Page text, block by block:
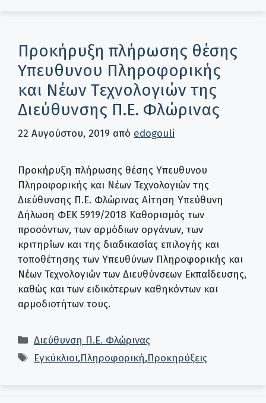
Προκήρυξη πλήρωσης θέσης
Υπευθυνου Πληροφορικής
και Νέων Τεχνολογιών της
Διεύθυνσης Π.Ε. Φλώρινας
22 Αυγούστου, 2019 από edogouli
Προκήρυξη πλήρωσης θέσης Υπευθυνου
Πληροφορικής και Νέων Τεχνολογιών της
Διεύθυνσης Π.Ε. Φλώρινας Αίτηση Υπεύθυνη
Δήλωση ΦΕΚ 5919/2018 Καθορισμός των
προσόντων, των αρμόδιων οργάνων, των
κριτηρίων και της διαδικασίας επιλογής και
τοποθέτησης των Υπευθύνων Πληροφορικής και
Νέων Τεχνολογιών των Διευθύνσεων Εκπαίδευσης,
καθώς και των ειδικότερων καθηκόντων και
αρμοδιοτήτων τους.
Κατηγορίες
Διεύθυνση Π.Ε. Φλώρινας
Ετικέτες
Εγκύκλιοι,Πληροφορική,Προκηρύξεις